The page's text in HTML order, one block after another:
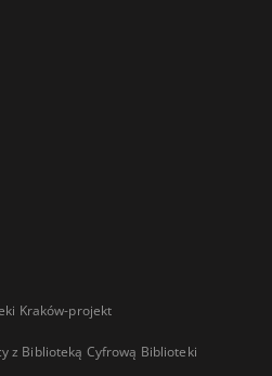
Kraków-projekt
z Biblioteką Cyfrową Biblioteki